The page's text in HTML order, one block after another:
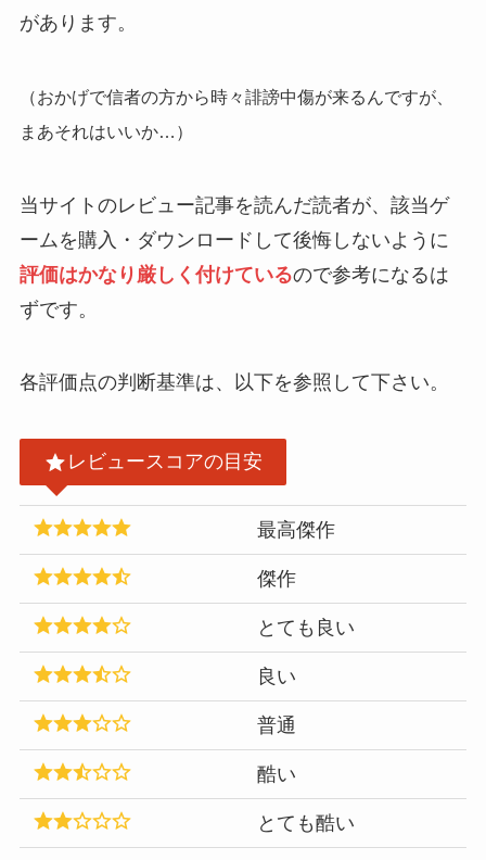
があります。
（おかげで信者の方から時々誹謗中傷が来るんですが、
まあそれはいいか…）
当サイトのレビュー記事を読んだ読者が、該当ゲ
ームを購入・ダウンロードして後悔しないように
評価はかなり厳しく付けているので参考になるは
ずです。
各評価点の判断基準は、以下を参照して下さい。
レビュースコアの目安
最高傑作
傑作
とても良い
良い
普通
酷い
とても酷い